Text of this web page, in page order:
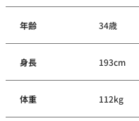
年齢 34歳
身長 193cm
体重 112kg